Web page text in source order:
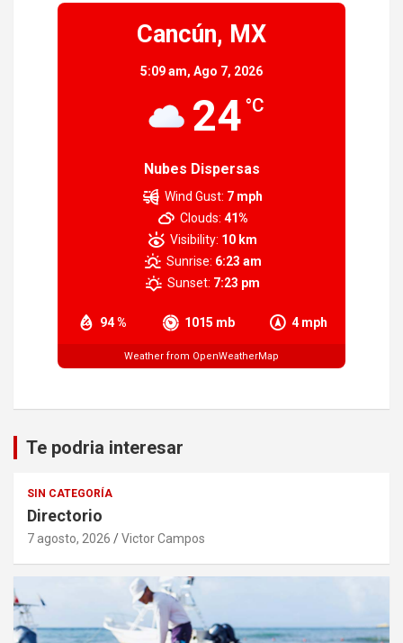
Cancún, MX
5:09 am, Ago 7, 2026
24 °C
Nubes Dispersas
94 % 1015 mb 4 mph
Wind Gust: 7 mph
Clouds: 41%
Visibility: 10 km
Sunrise: 6:23 am
Sunset: 7:23 pm
Weather from OpenWeatherMap
Te podria interesar
SIN CATEGORÍA
Directorio
7 agosto, 2026 Victor Campos